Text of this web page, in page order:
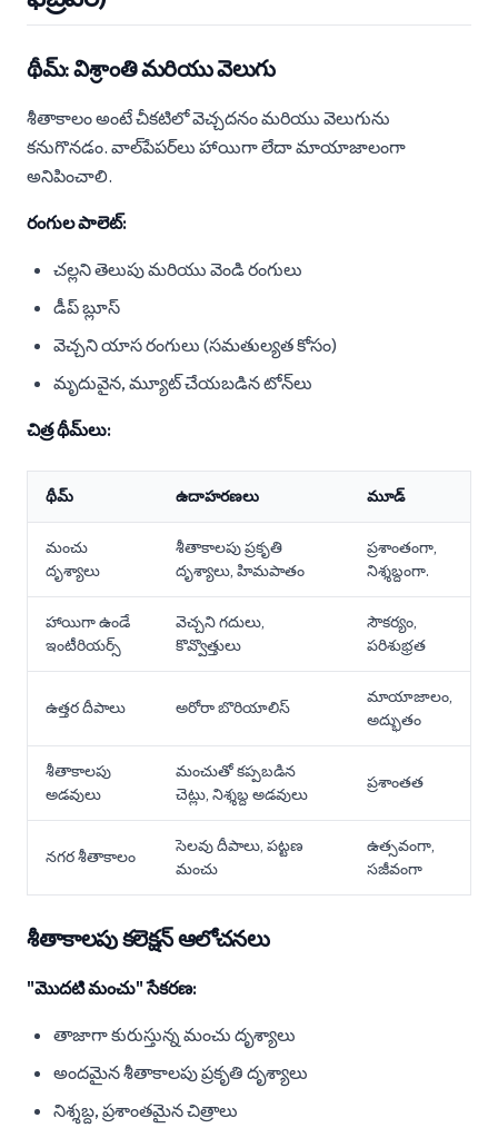
థీమ్: విశ్రాంతి మరియు వెలుగు
శీతాకాలం అంటే చీకటిలో వెచ్చదనం మరియు వెలుగును
కనుగొనడం. వాల్‌పేపర్‌లు హాయిగా లేదా మాయాజాలంగా
అనిపించాలి.
రంగుల పాలెట్:
చల్లని తెలుపు మరియు వెండి రంగులు
డీప్ బ్లూస్
వెచ్చని యాస రంగులు (సమతుల్యత కోసం)
మృదువైన, మ్యూట్ చేయబడిన టోన్‌లు
చిత్ర థీమ్‌లు:
థీమ్ ఉదాహరణలు మూడ్
మంచు
దృశ్యాలు
శీతాకాలపు ప్రకృతి
దృశ్యాలు, హిమపాతం
ప్రశాంతంగా,
నిశ్శబ్దంగా.
హాయిగా ఉండే
ఇంటీరియర్స్
వెచ్చని గదులు,
కొవ్వొత్తులు
సౌకర్యం,
పరిశుభ్రత
ఉత్తర దీపాలు అరోరా బొరియాలిస్
మాయాజాలం,
అద్భుతం
శీతాకాలపు
అడవులు
మంచుతో కప్పబడిన
చెట్లు, నిశ్శబ్ద అడవులు
ప్రశాంతత
నగర శీతాకాలం
సెలవు దీపాలు, పట్టణ
మంచు
ఉత్సవంగా,
సజీవంగా
శీతాకాలపు కలెక్షన్ ఆలోచనలు
"మొదటి మంచు" సేకరణ:
తాజాగా కురుస్తున్న మంచు దృశ్యాలు
అందమైన శీతాకాలపు ప్రకృతి దృశ్యాలు
నిశ్శబ్ద, ప్రశాంతమైన చిత్రాలు